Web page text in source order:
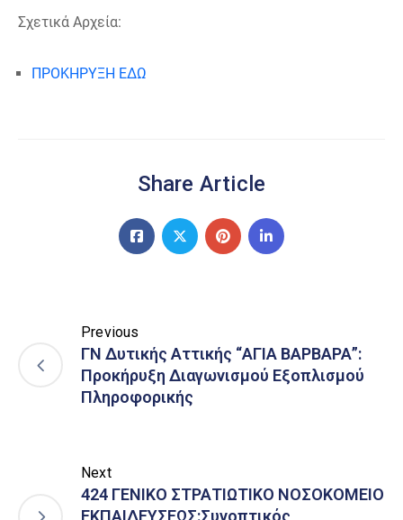
Σχετικά Αρχεία:
ΠΡΟΚΗΡΥΞΗ ΕΔΩ
Share Article
Previous
ΓΝ Δυτικής Αττικής “ΑΓΙΑ ΒΑΡΒΑΡΑ”:
Προκήρυξη Διαγωνισμού Εξοπλισμού
Πληροφορικής
Next
424 ΓΕΝΙΚΟ ΣΤΡΑΤΙΩΤΙΚΟ ΝΟΣΟΚΟΜΕΙΟ
ΕΚΠΑΙΔΕΥΣΕΩΣ:Συνοπτικός